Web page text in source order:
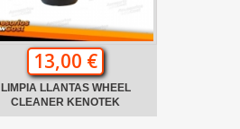
13,00 €
LIMPIA LLANTAS WHEEL
CLEANER KENOTEK